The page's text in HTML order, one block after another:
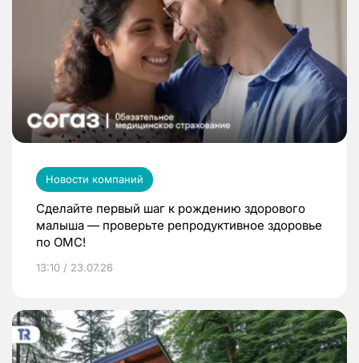
Новости компаний
Сделайте первый шаг к рождению здорового
малыша — проверьте репродуктивное здоровье
по ОМС!
13:10 / 23.07.26